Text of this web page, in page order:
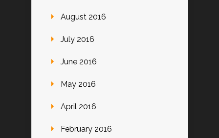
August 2016
July 2016
June 2016
May 2016
April 2016
February 2016